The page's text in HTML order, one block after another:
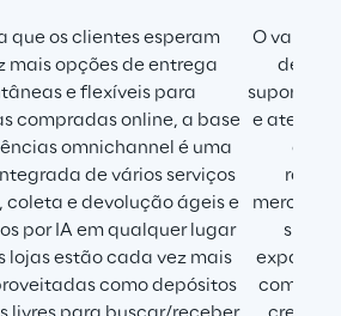
que os clientes esperam
mais opções de entrega
e flexíveis para
compradas online, a base
omnichannel é uma
de vários serviços
coleta e devolução ágeis e
por IA em qualquer lugar
lojas estão cada vez mais
como depósitos
O varejo
de
suporte
e
que
mercado
com nós